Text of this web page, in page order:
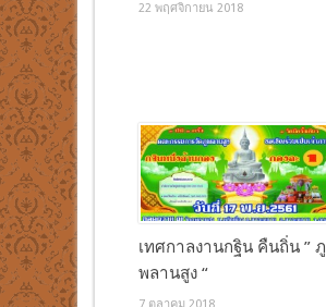
22 พฤศจิกายน 2018
เทศกาลงานกฐิน คืนถิ่น ” ภู
พลานสูง “